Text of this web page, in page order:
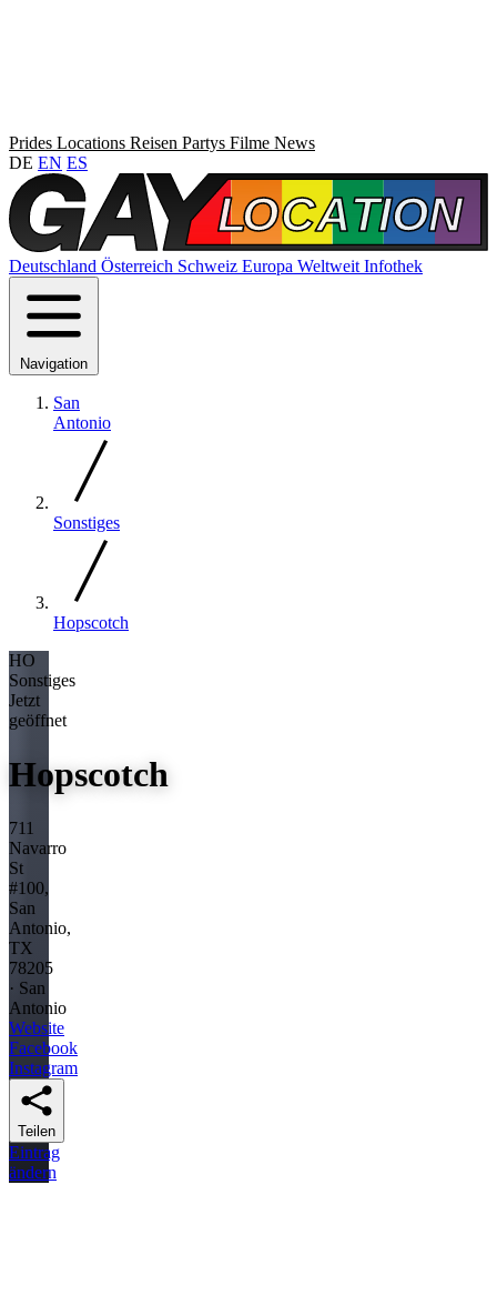
Prides Locations Reisen Partys Filme News
DE EN ES
Deutschland Österreich Schweiz Europa Weltweit Infothek
Navigation
San
Antonio
Sonstiges
Hopscotch
HO
Sonstiges
Jetzt
geöffnet
Hopscotch
711
Navarro
St
#100,
San
Antonio,
TX
78205
· San
Antonio
Website
Facebook
Instagram
Teilen
Eintrag
ändern